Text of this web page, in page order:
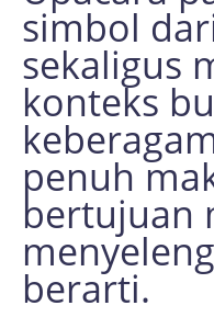
simbol
sekaligus
konteks
penuh
bertujuan
berarti.